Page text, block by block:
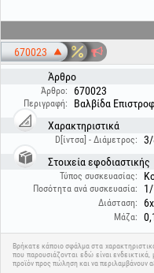
βοηθά στη διατήρηση
670023
Άρθρο
Άρθρο: 670023
Περιγραφή:
Βαλβίδα
Χαρακτηριστικά
D[ίντσα] - Διάμετρος:
Στοιχεία εφοδιαστικής
Τύπος συσκευασίας:
Ποσότητα ανά συσκευασία:
Διάσταση:
Μάζα:
Βρήκατε κάποιο σφάλμα στα
που παρουσιάζονται εδώ είναι
προϊόν προς πώληση και να περιλαμβάνουν